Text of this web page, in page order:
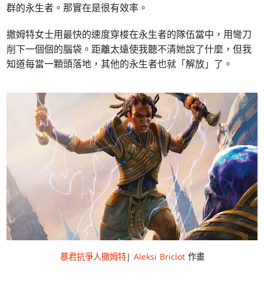
群的永生者。那實在是很有效率。
撒姆特女士用最快的速度穿梭在永生者的隊伍當中，用彎刀
削下一個個的腦袋。距離太遠使我聽不清她說了什麼，但我
知道每當一顆頭落地，其他的永生者也就「解放」了。
暴君抗爭人撒姆特| Aleksi Briclot作畫